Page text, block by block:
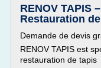
RENOV TAPIS
Restauration
Demande de devis
RENOV TAPIS est
restauration de tapis